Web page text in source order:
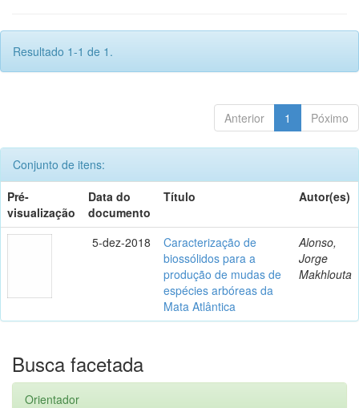
Resultado 1-1 de 1.
Anterior 1 Póximo
Conjunto de itens:
Pré-
visualização
Data do
documento
Título Autor(es)
5-dez-2018
Caracterização de
biossólidos para a
produção de mudas de
espécies arbóreas da
Mata Atlântica
Alonso,
Jorge
Makhlouta
Busca facetada
Orientador